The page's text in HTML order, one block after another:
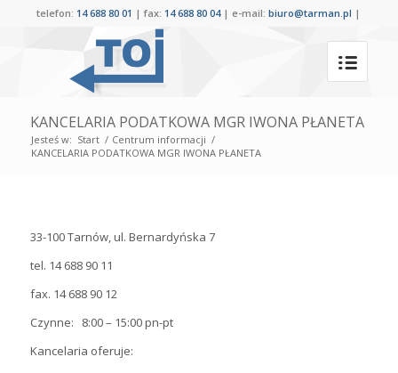
telefon: 14 688 80 01 | fax: 14 688 80 04 | e-mail:biuro@tarman.pl |
KANCELARIA PODATKOWA MGR IWONA PŁANETA
Jesteś w: Start / Centrum informacji /
KANCELARIA PODATKOWA MGR IWONA PŁANETA
33-100 Tarnów, ul. Bernardyńska 7
tel. 14 688 90 11
fax. 14 688 90 12
Czynne: 8:00 – 15:00 pn-pt
Kancelaria oferuje: